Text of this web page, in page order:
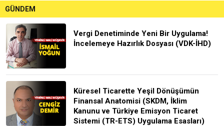
GÜNDEM
Vergi Denetiminde Yeni Bir Uygulama!
İncelemeye Hazırlık Dosyası (VDK-İHD)
Küresel Ticarette Yeşil Dönüşümün
Finansal Anatomisi (SKDM, İklim
Kanunu ve Türkiye Emisyon Ticaret
Sistemi (TR-ETS) Uygulama Esasları)